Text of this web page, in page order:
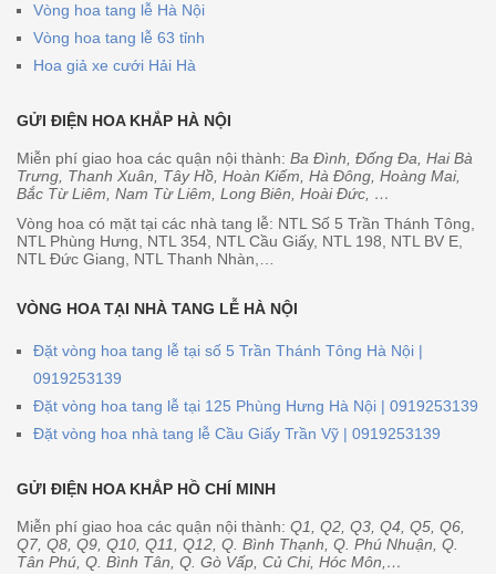
Vòng hoa tang lễ Hà Nội
Vòng hoa tang lễ 63 tỉnh
Hoa giả xe cưới Hải Hà
GỬI ĐIỆN HOA KHẮP HÀ NỘI
Miễn phí giao hoa các quận nội thành: Ba Đình, Đống Đa, Hai Bà
Trưng, Thanh Xuân, Tây Hồ, Hoàn Kiếm, Hà Đông, Hoàng Mai,
Bắc Từ Liêm, Nam Từ Liêm, Long Biên, Hoài Đức, …
Vòng hoa có mặt tại các nhà tang lễ: NTL Số 5 Trần Thánh Tông,
NTL Phùng Hưng, NTL 354, NTL Cầu Giấy, NTL 198, NTL BV E,
NTL Đức Giang, NTL Thanh Nhàn,…
VÒNG HOA TẠI NHÀ TANG LỄ HÀ NỘI
Đặt vòng hoa tang lễ tại số 5 Trần Thánh Tông Hà Nội |
0919253139
Đặt vòng hoa tang lễ tại 125 Phùng Hưng Hà Nội | 0919253139
Đặt vòng hoa nhà tang lễ Cầu Giấy Trần Vỹ | 0919253139
GỬI ĐIỆN HOA KHẮP HỒ CHÍ MINH
Miễn phí giao hoa các quận nội thành: Q1, Q2, Q3, Q4, Q5, Q6,
Q7, Q8, Q9, Q10, Q11, Q12, Q. Bình Thạnh, Q. Phú Nhuận, Q.
Tân Phú, Q. Bình Tân, Q. Gò Vấp, Củ Chi, Hóc Môn,…